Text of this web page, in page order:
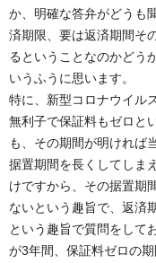
か、明確な答弁がどうも
済期限、要は返済期間そ
るということなのかどう
いうふうに思います。
特に、新型コロナウイル
無利子で保証料もゼロと
も、その期間が明ければ
据置期間を長くしてしま
けですから、その据置期
ないという趣旨で、返済
という趣旨で質問をして
が3年間、保証料ゼロの